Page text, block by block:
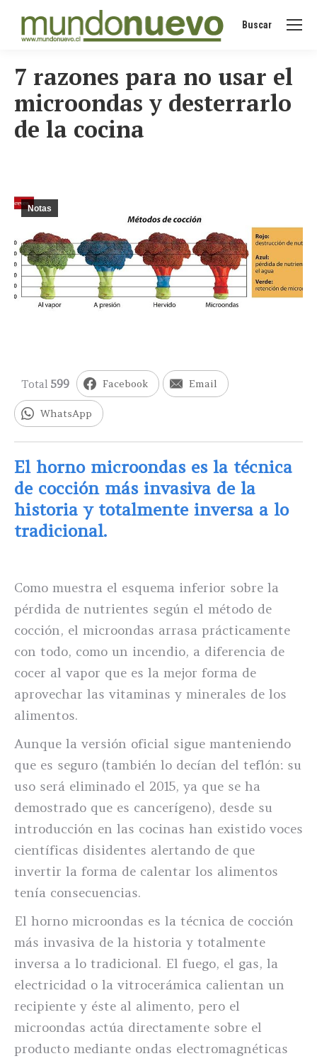
Buscar:
Buscar
7 razones para no usar el
microondas y desterrarlo
de la cocina
Notas
Total 599 Facebook Email
WhatsApp
El horno microondas es la técnica
de cocción más invasiva de la
historia y totalmente inversa a lo
tradicional.
Como muestra el esquema inferior sobre la
pérdida de nutrientes según el método de
cocción, el microondas arrasa prácticamente
con todo, como un incendio, a diferencia de
cocer al vapor que es la mejor forma de
aprovechar las vitaminas y minerales de los
alimentos.
Aunque la versión oficial sigue manteniendo
que es seguro (también lo decían del teflón: su
uso será eliminado el 2015, ya que se ha
demostrado que es cancerígeno), desde su
introducción en las cocinas han existido voces
científicas disidentes alertando de que
invertir la forma de calentar los alimentos
tenía consecuencias.
El horno microondas es la técnica de cocción
más invasiva de la historia y totalmente
inversa a lo tradicional. El fuego, el gas, la
electricidad o la vitrocerámica calientan un
recipiente y éste al alimento, pero el
microondas actúa directamente sobre el
producto mediante ondas electromagnéticas